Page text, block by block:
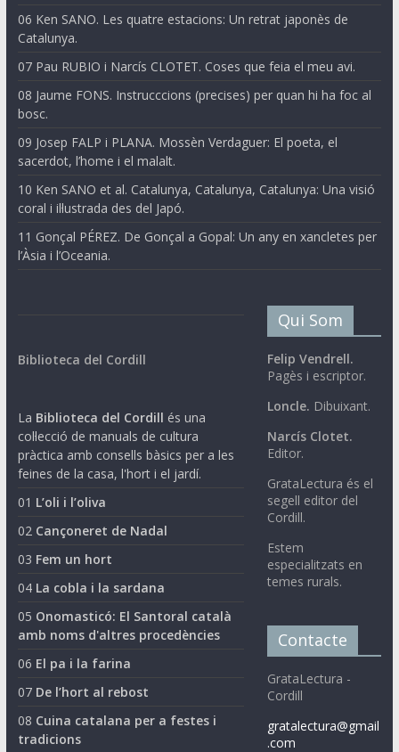
06 Ken SANO. Les quatre estacions: Un retrat japonès de
Catalunya.
07 Pau RUBIO i Narcís CLOTET. Coses que feia el meu avi.
08 Jaume FONS. Instrucccions (precises) per quan hi ha foc al
bosc.
09 Josep FALP i PLANA. Mossèn Verdaguer: El poeta, el
sacerdot, l’home i el malalt.
10 Ken SANO et al. Catalunya, Catalunya, Catalunya: Una visió
coral i il·lustrada des del Japó.
11 Gonçal PÉREZ. De Gonçal a Gopal: Un any en xancletes per
l’Àsia i l’Oceania.
Biblioteca del Cordill
La Biblioteca del Cordill és una
col·lecció de manuals de cultura
pràctica amb consells bàsics per a les
feines de la casa, l'hort i el jardí.
01 L’oli i l’oliva
02 Cançoneret de Nadal
03 Fem un hort
04 La cobla i la sardana
05 Onomasticó: El Santoral català
amb noms d'altres procedències
06 El pa i la farina
07 De l’hort al rebost
08 Cuina catalana per a festes i
tradicions
Qui Som
Felip Vendrell.
Pagès i escriptor.
Loncle. Dibuixant.
Narcís Clotet.
Editor.
GrataLectura és el
segell editor del
Cordill.
Estem
especialitzats en
temes rurals.
Contacte
GrataLectura -
Cordill
gratalectura@gmail
.com